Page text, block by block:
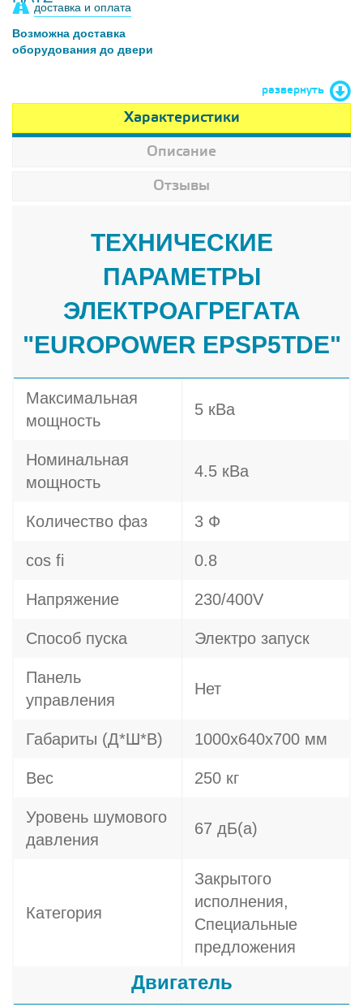
доставка и оплата
Возможна доставка
оборудования до двери
развернуть
Характеристики
Описание
Отзывы
ТЕХНИЧЕСКИЕ
ПАРАМЕТРЫ
ЭЛЕКТРОАГРЕГАТА
"EUROPOWER EPSP5TDE"
Максимальная
мощность
5 кВа
Номинальная
мощность
4.5 кВа
Количество фаз 3 Ф
cos fi 0.8
Напряжение 230/400V
Способ пуска Электро запуск
Панель
управления
Нет
Габариты (Д*Ш*В) 1000х640х700 мм
Вес 250 кг
Уровень шумового
давления
67 дБ(а)
Категория
Закрытого
исполнения,
Специальные
предложения
Двигатель